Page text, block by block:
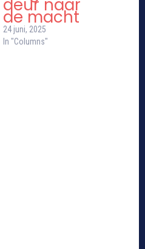
deur naar
de macht
24 juni, 2025
In "Columns"